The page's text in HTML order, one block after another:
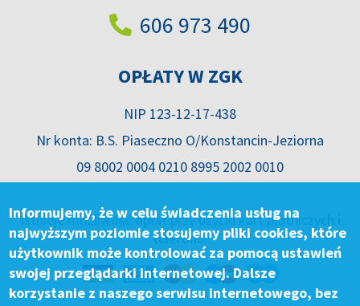
Informujemy, że w celu świadczenia usług na
najwyższym poziomie stosujemy pliki cookies, które
użytkownik może kontrolować za pomocą ustawień
swojej przeglądarki internetowej. Dalsze
korzystanie z naszego serwisu internetowego, bez
606 973 490
OPŁATY W ZGK
NIP 123-12-17-438
Nr konta: B.S. Piaseczno O/Konstancin-Jeziorna
09 8002 0004 0210 8995 2002 0010
Istnieje możliwość opłat przy użyciu kart płatniczych i
telefonu.